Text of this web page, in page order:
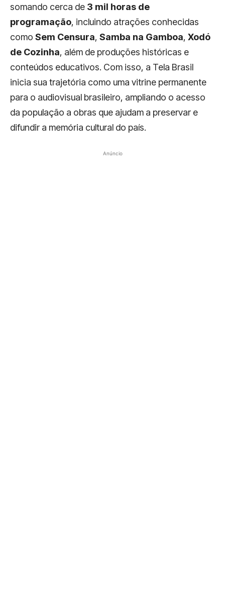
somando cerca de 3 mil horas de
programação, incluindo atrações conhecidas
como Sem Censura, Samba na Gamboa, Xodó
de Cozinha, além de produções históricas e
conteúdos educativos. Com isso, a Tela Brasil
inicia sua trajetória como uma vitrine permanente
para o audiovisual brasileiro, ampliando o acesso
da população a obras que ajudam a preservar e
difundir a memória cultural do país.
Anúncio